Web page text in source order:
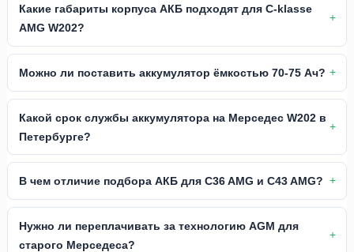
Какие габариты корпуса АКБ подходят для C-klasse
AMG W202?
Можно ли поставить аккумулятор ёмкостью 70-75 Ач?
Какой срок службы аккумулятора на Мерседес W202 в
Петербурге?
В чем отличие подбора АКБ для C36 AMG и C43 AMG?
Нужно ли переплачивать за технологию AGM для
старого Мерседеса?